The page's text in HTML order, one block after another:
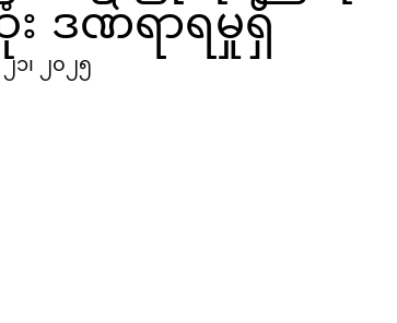
ဒဏ်ရာရမှုရှိ
၁၊ ၂၀၂၅